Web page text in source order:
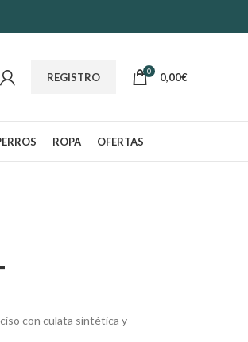
REGISTRO 0 0,00€
ROPA OFERTAS
con culata sintética y